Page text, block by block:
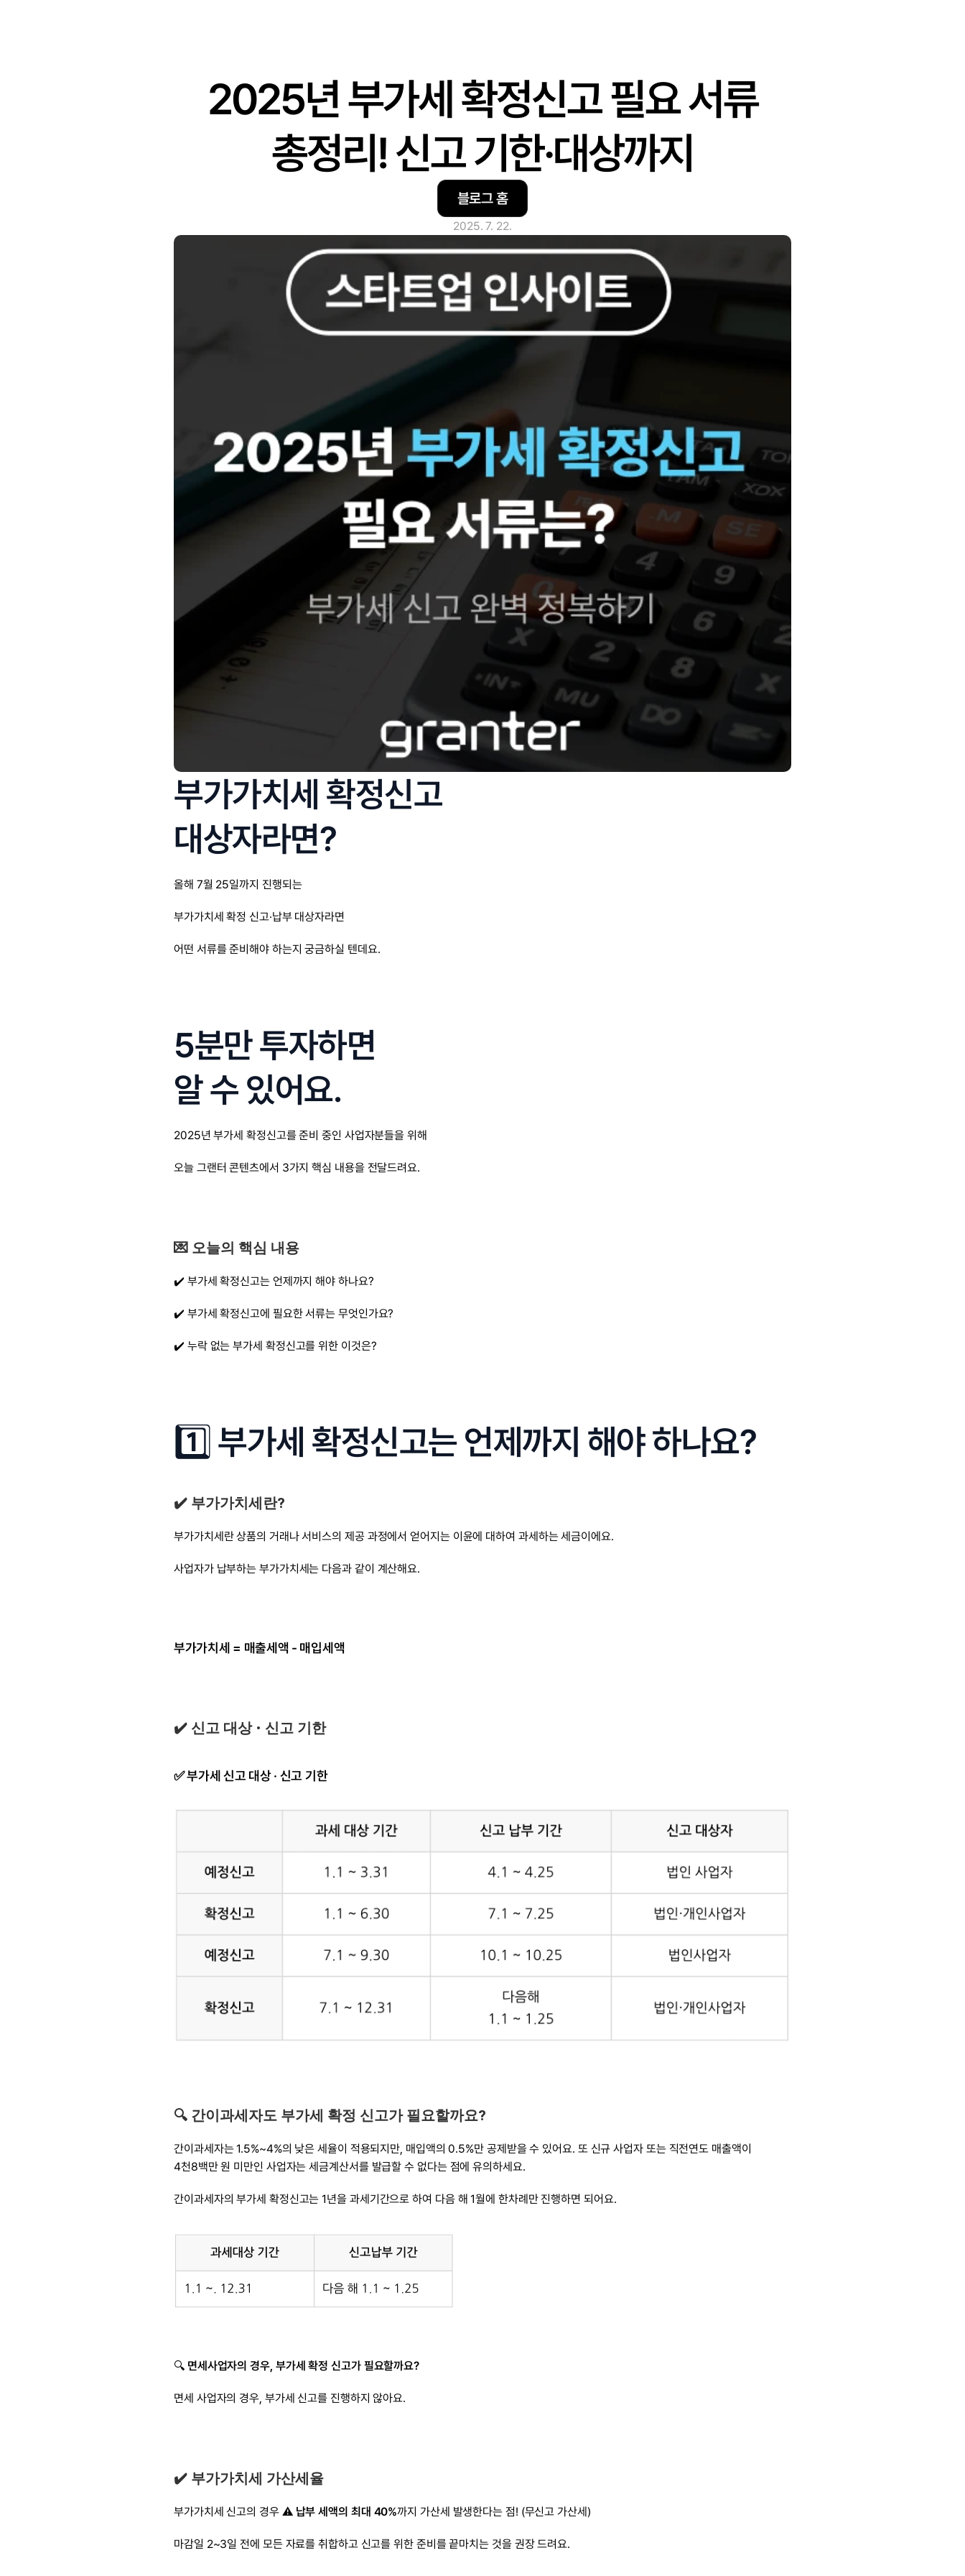
2025년 부가세 확정신고 필요 서류
총정리! 신고 기한·대상까지
블로그 홈
2025. 7. 22.
부가가치세 확정신고
대상자라면?
올해 7월 25일까지 진행되는
부가가치세 확정 신고·납부 대상자라면
어떤 서류를 준비해야 하는지 궁금하실 텐데요.
5분만 투자하면
알 수 있어요.
2025년 부가세 확정신고를 준비 중인 사업자분들을 위해
오늘 그랜터 콘텐츠에서 3가지 핵심 내용을 전달드려요.
💌 오늘의 핵심 내용
✔️ 부가세 확정신고는 언제까지 해야 하나요?
✔️ 부가세 확정신고에 필요한 서류는 무엇인가요?
✔️ 누락 없는 부가세 확정신고를 위한 이것은?
1️⃣ 부가세 확정신고는 언제까지 해야 하나요?
✔️ 부가가치세란?
부가가치세란 상품의 거래나 서비스의 제공 과정에서 얻어지는 이윤에 대하여 과세하는 세금이에요.
사업자가 납부하는 부가가치세는 다음과 같이 계산해요.
부가가치세 = 매출세액 - 매입세액
✔️ 신고 대상 · 신고 기한
✅ 부가세 신고 대상 · 신고 기한
🔍 간이과세자도 부가세 확정 신고가 필요할까요?
간이과세자는 1.5%~4%의 낮은 세율이 적용되지만, 매입액의 0.5%만 공제받을 수 있어요. 또 신규 사업자 또는 직전연도 매출액이
4천8백만 원 미만인 사업자는 세금계산서를 발급할 수 없다는 점에 유의하세요.
간이과세자의 부가세 확정신고는 1년을 과세기간으로 하여 다음 해 1월에 한차례만 진행하면 되어요.
🔍 면세사업자의 경우, 부가세 확정 신고가 필요할까요?
면세 사업자의 경우, 부가세 신고를 진행하지 않아요.
✔️ 부가가치세 가산세율
부가가치세 신고의 경우 ⚠️ 납부 세액의 최대 40%까지 가산세 발생한다는 점! (무신고 가산세)
마감일 2~3일 전에 모든 자료를 취합하고 신고를 위한 준비를 끝마치는 것을 권장 드려요.